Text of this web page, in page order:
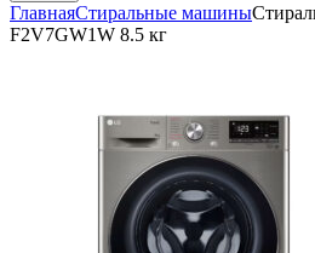
ГлавнаяСтиральные машины
F2V7GW1W 8.5 кг